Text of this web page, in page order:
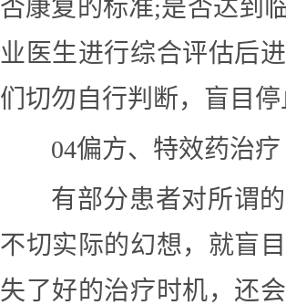
否康复的标准;是否达到
业医生进行综合评估后
们切勿自行判断，盲目停
04偏方、特效药治疗
有部分患者对所谓
不切实际的幻想，就盲
失了好的治疗时机，还